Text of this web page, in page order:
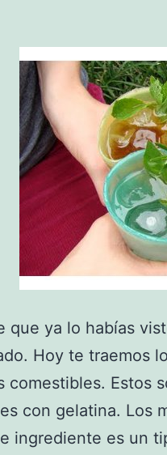
que ya lo habías
Hoy te traemos
comestibles. Estos
con gelatina. Los
ingrediente es un